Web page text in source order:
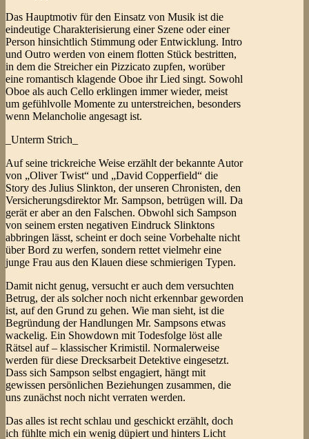
Das Hauptmotiv für den Einsatz von Musik ist die
eindeutige Charakterisierung einer Szene oder einer
Person hinsichtlich Stimmung oder Entwicklung. Intro
und Outro werden von einem flotten Stück bestritten,
in dem die Streicher ein Pizzicato zupfen, worüber
eine romantisch klagende Oboe ihr Lied singt. Sowohl
Oboe als auch Cello erklingen immer wieder, meist
um gefühlvolle Momente zu unterstreichen, besonders
wenn Melancholie angesagt ist.
_Unterm Strich_
Auf seine trickreiche Weise erzählt der bekannte Autor
von „Oliver Twist“ und „David Copperfield“ die
Story des Julius Slinkton, der unseren Chronisten, den
Versicherungsdirektor Mr. Sampson, betrügen will. Da
gerät er aber an den Falschen. Obwohl sich Sampson
von seinem ersten negativen Eindruck Slinktons
abbringen lässt, scheint er doch seine Vorbehalte nicht
über Bord zu werfen, sondern rettet vielmehr eine
junge Frau aus den Klauen diese schmierigen Typen.
Damit nicht genug, versucht er auch dem versuchten
Betrug, der als solcher noch nicht erkennbar geworden
ist, auf den Grund zu gehen. Wie man sieht, ist die
Begründung der Handlungen Mr. Sampsons etwas
wackelig. Ein Showdown mit Todesfolge löst alle
Rätsel auf – klassischer Krimistil. Normalerweise
werden für diese Drecksarbeit Detektive eingesetzt.
Dass sich Sampson selbst engagiert, hängt mit
gewissen persönlichen Beziehungen zusammen, die
uns zunächst noch nicht verraten werden.
Das alles ist recht schlau und geschickt erzählt, doch
ich fühlte mich ein wenig düpiert und hinters Licht